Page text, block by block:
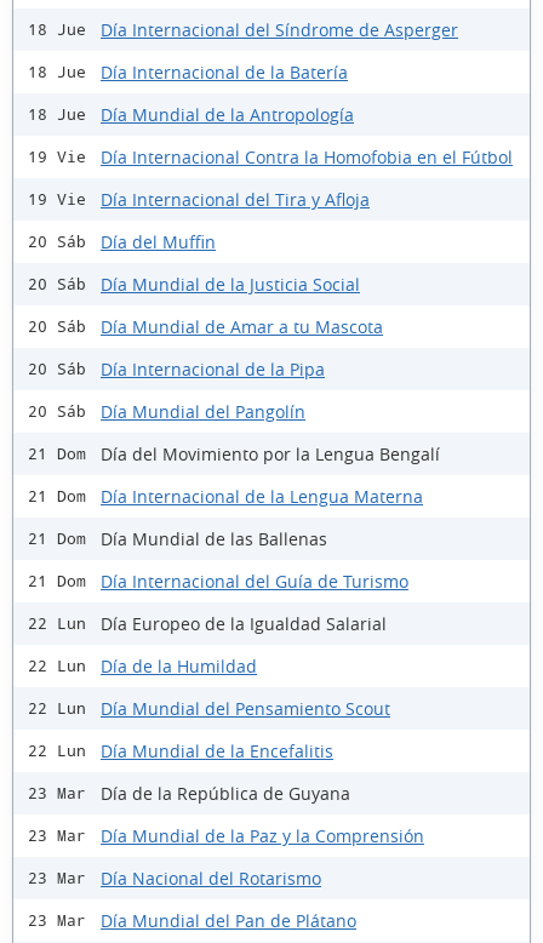
18 Jue Día Internacional del Síndrome de Asperger
18 Jue Día Internacional de la Batería
18 Jue Día Mundial de la Antropología
19 Vie Día Internacional Contra la Homofobia en el Fútbol
19 Vie Día Internacional del Tira y Afloja
20 Sáb Día del Muffin
20 Sáb Día Mundial de la Justicia Social
20 Sáb Día Mundial de Amar a tu Mascota
20 Sáb Día Internacional de la Pipa
20 Sáb Día Mundial del Pangolín
21 Dom Día del Movimiento por la Lengua Bengalí
21 Dom Día Internacional de la Lengua Materna
21 Dom Día Mundial de las Ballenas
21 Dom Día Internacional del Guía de Turismo
22 Lun Día Europeo de la Igualdad Salarial
22 Lun Día de la Humildad
22 Lun Día Mundial del Pensamiento Scout
22 Lun Día Mundial de la Encefalitis
23 Mar Día de la República de Guyana
23 Mar Día Mundial de la Paz y la Comprensión
23 Mar Día Nacional del Rotarismo
23 Mar Día Mundial del Pan de Plátano